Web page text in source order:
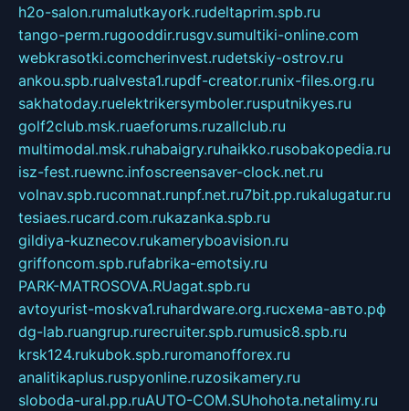
h2o-salon.rumalutkayork.rudeltaprim.spb.ru
tango-perm.rugooddir.rusgv.sumultiki-online.com
webkrasotki.comcherinvest.rudetskiy-ostrov.ru
ankou.spb.rualvesta1.rupdf-creator.runix-files.org.ru
sakhatoday.ruelektrikersymboler.rusputnikyes.ru
golf2club.msk.ruaeforums.ruzallclub.ru
multimodal.msk.ruhabaigry.ruhaikko.rusobakopedia.ru
isz-fest.ruewnc.infoscreensaver-clock.net.ru
volnav.spb.rucomnat.runpf.net.ru7bit.pp.rukalugatur.ru
tesiaes.rucard.com.rukazanka.spb.ru
gildiya-kuznecov.rukameryboavision.ru
griffoncom.spb.rufabrika-emotsiy.ru
PARK-MATROSOVA.RUagat.spb.ru
avtoyurist-moskva1.ruhardware.org.ruсхема-авто.рф
dg-lab.ruangrup.rurecruiter.spb.rumusic8.spb.ru
krsk124.rukubok.spb.ruromanofforex.ru
analitikaplus.ruspyonline.ruzosikamery.ru
sloboda-ural.pp.ruAUTO-COM.SUhohota.netalimy.ru